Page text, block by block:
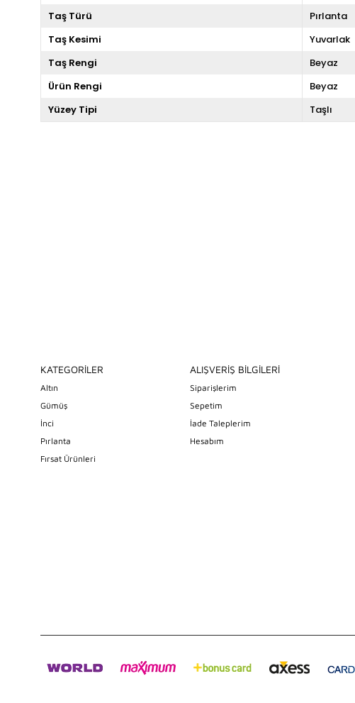
Taş Türü
Pırlanta
Taş Kesimi
Yuvarlak
Taş Rengi
Beyaz
Ürün Rengi
Beyaz
Yüzey Tipi
Taşlı
KATEGORİLER
Altın
Gümüş
İnci
Pırlanta
Fırsat Ürünleri
ALIŞVERİŞ BİLGİLERİ
Siparişlerim
Sepetim
İade Taleplerim
Hesabım